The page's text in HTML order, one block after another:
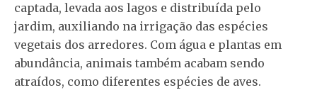
captada, levada aos lagos e distribuída pelo
jardim, auxiliando na irrigação das espécies
vegetais dos arredores. Com água e plantas em
abundância, animais também acabam sendo
atraídos, como diferentes espécies de aves.